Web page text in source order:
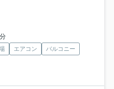
エアコン
バルコニー